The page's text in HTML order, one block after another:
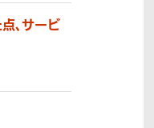
、サービ